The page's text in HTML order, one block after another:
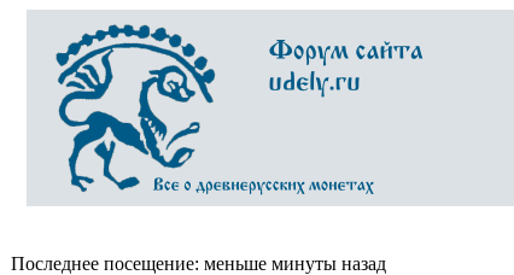
Последнее посещение: меньше минуты назад